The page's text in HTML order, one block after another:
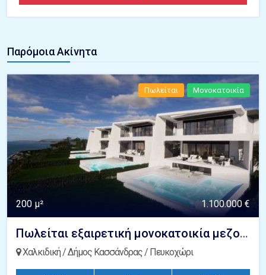
Παρόμοια Ακίνητα
Πωλείται Μονοκατοικία
200 μ² 1.100.000 €
Πωλείται εξαιρετική μονοκατοικία μεζονέτα πολυτελείας με πισίνα και καταπληκτική θέα θάλασσα Πευκοχώρι - Κασσάνδρα Χαλκιδική
Χαλκιδική / Δήμος Κασσάνδρας / Πευκοχώρι